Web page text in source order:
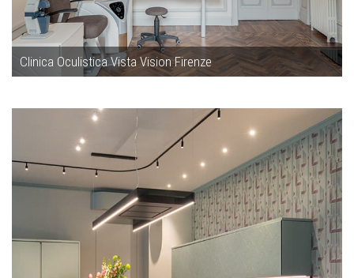
Clinica Oculistica Vista Vision Firenze